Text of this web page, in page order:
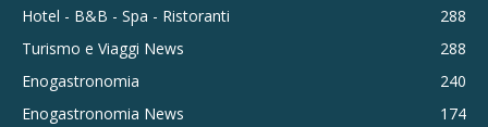
Hotel - B&B - Spa - Ristoranti
288
Turismo e Viaggi News
288
Enogastronomia
240
Enogastronomia News
174